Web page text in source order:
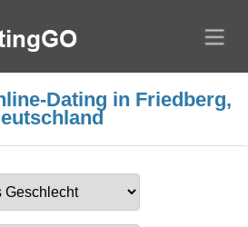
Dating in Friedberg,